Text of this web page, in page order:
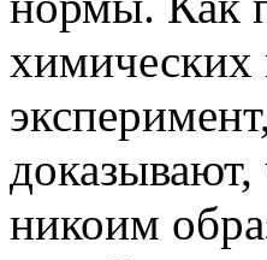
никоим